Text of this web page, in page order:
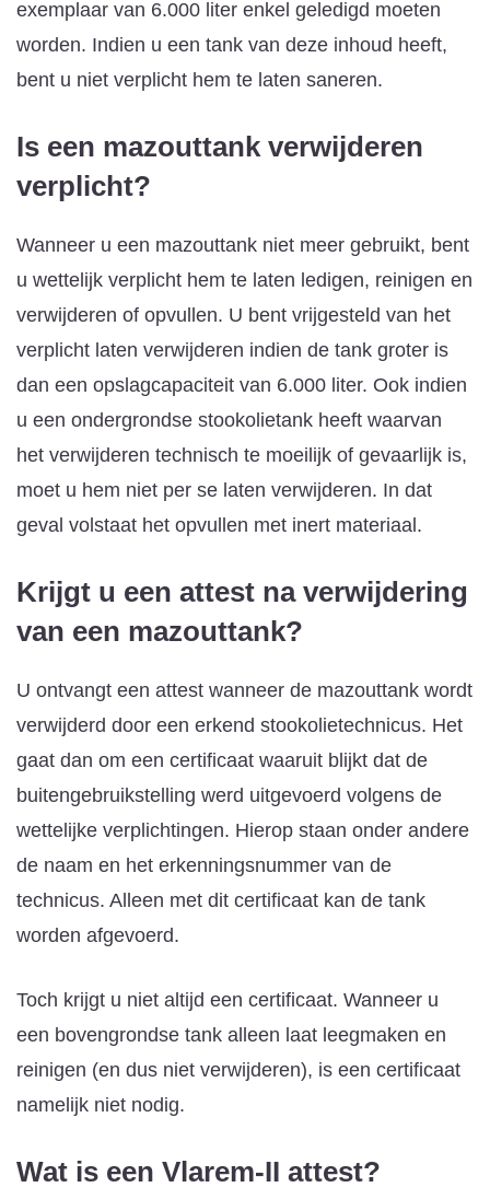
exemplaar van 6.000 liter enkel geledigd moeten
worden. Indien u een tank van deze inhoud heeft,
bent u niet verplicht hem te laten saneren.
Is een mazouttank verwijderen
verplicht?
Wanneer u een mazouttank niet meer gebruikt, bent
u wettelijk verplicht hem te laten ledigen, reinigen en
verwijderen of opvullen. U bent vrijgesteld van het
verplicht laten verwijderen indien de tank groter is
dan een opslagcapaciteit van 6.000 liter. Ook indien
u een ondergrondse stookolietank heeft waarvan
het verwijderen technisch te moeilijk of gevaarlijk is,
moet u hem niet per se laten verwijderen. In dat
geval volstaat het opvullen met inert materiaal.
Krijgt u een attest na verwijdering
van een mazouttank?
U ontvangt een attest wanneer de mazouttank wordt
verwijderd door een erkend stookolietechnicus. Het
gaat dan om een certificaat waaruit blijkt dat de
buitengebruikstelling werd uitgevoerd volgens de
wettelijke verplichtingen. Hierop staan onder andere
de naam en het erkenningsnummer van de
technicus. Alleen met dit certificaat kan de tank
worden afgevoerd.
Toch krijgt u niet altijd een certificaat. Wanneer u
een bovengrondse tank alleen laat leegmaken en
reinigen (en dus niet verwijderen), is een certificaat
namelijk niet nodig.
Wat is een Vlarem-II attest?